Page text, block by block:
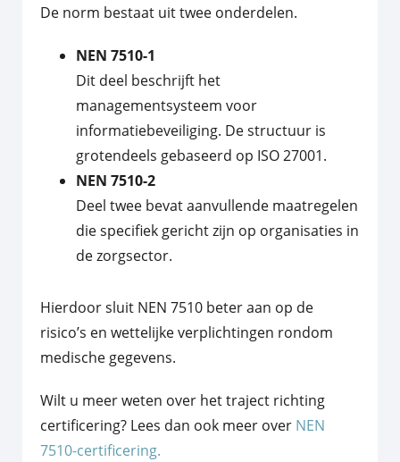
De norm bestaat uit twee onderdelen.
NEN 7510-1
Dit deel beschrijft het
managementsysteem voor
informatiebeveiliging. De structuur is
grotendeels gebaseerd op ISO 27001.
NEN 7510-2
Deel twee bevat aanvullende maatregelen
die specifiek gericht zijn op organisaties in
de zorgsector.
Hierdoor sluit NEN 7510 beter aan op de
risico’s en wettelijke verplichtingen rondom
medische gegevens.
Wilt u meer weten over het traject richting
certificering? Lees dan ook meer over NEN
7510-certificering.